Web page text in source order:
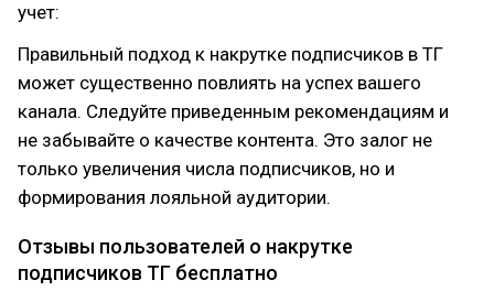
учет:
Правильный подход к накрутке подписчиков в ТГ
может существенно повлиять на успех вашего
канала. Следуйте приведенным рекомендациям и
не забывайте о качестве контента. Это залог не
только увеличения числа подписчиков, но и
формирования лояльной аудитории.
Отзывы пользователей о накрутке
подписчиков ТГ бесплатно